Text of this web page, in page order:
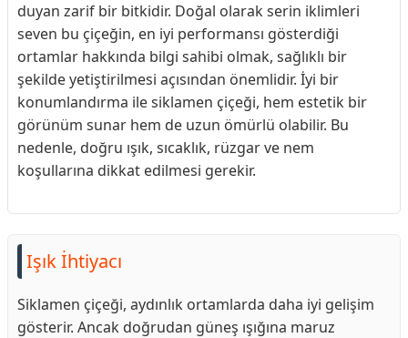
duyan zarif bir bitkidir. Doğal olarak serin iklimleri
seven bu çiçeğin, en iyi performansı gösterdiği
ortamlar hakkında bilgi sahibi olmak, sağlıklı bir
şekilde yetiştirilmesi açısından önemlidir. İyi bir
konumlandırma ile siklamen çiçeği, hem estetik bir
görünüm sunar hem de uzun ömürlü olabilir. Bu
nedenle, doğru ışık, sıcaklık, rüzgar ve nem
koşullarına dikkat edilmesi gerekir.
Işık İhtiyacı
Siklamen çiçeği, aydınlık ortamlarda daha iyi gelişim
gösterir. Ancak doğrudan güneş ışığına maruz